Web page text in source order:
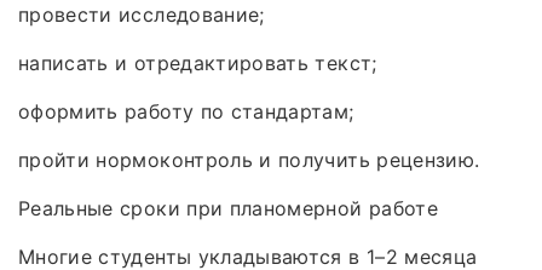
провести исследование;
написать и отредактировать текст;
оформить работу по стандартам;
пройти нормоконтроль и получить рецензию.
Реальные сроки при планомерной работе
Многие студенты укладываются в 1–2 месяца